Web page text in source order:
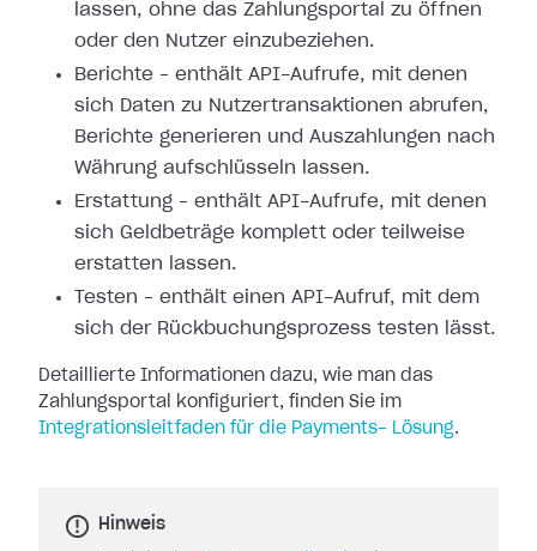
lassen, ohne das Zahlungsportal zu öffnen
oder den Nutzer einzubeziehen.
Berichte – enthält API-Aufrufe, mit denen
sich Daten zu Nutzertransaktionen abrufen,
Berichte generieren und Auszahlungen nach
Währung aufschlüsseln lassen.
Erstattung – enthält API-Aufrufe, mit denen
sich Geldbeträge komplett oder teilweise
erstatten lassen.
Testen – enthält einen API-Aufruf, mit dem
sich der Rückbuchungsprozess testen
lässt.
Detaillierte Informationen dazu, wie man das
Zahlungsportal konfiguriert, finden Sie im
Integrationsleitfaden für die Payments- Lösung.
Hinweis